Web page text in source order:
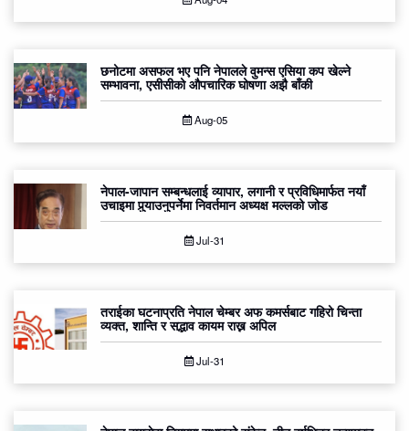
छनोटमा असफल भए पनि नेपालले वुमन्स एसिया कप खेल्ने
सम्भावना, एसीसीको औपचारिक घोषणा अझै बाँकी
Aug-05
नेपाल-जापान सम्बन्धलाई व्यापार, लगानी र प्रविधिमार्फत नयाँ
उचाइमा पुर्‍याउनुपर्नेमा निवर्तमान अध्यक्ष मल्लको जोड
Jul-31
तराईका घटनाप्रति नेपाल चेम्बर अफ कमर्सबाट गहिरो चिन्ता
व्यक्त, शान्ति र सद्भाव कायम राख्न अपिल
Jul-31